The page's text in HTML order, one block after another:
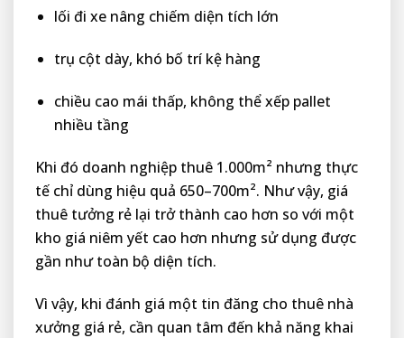
lối đi xe nâng chiếm diện tích lớn
trụ cột dày, khó bố trí kệ hàng
chiều cao mái thấp, không thể xếp pallet
nhiều tầng
Khi đó doanh nghiệp thuê 1.000m² nhưng thực
tế chỉ dùng hiệu quả 650–700m². Như vậy, giá
thuê tưởng rẻ lại trở thành cao hơn so với một
kho giá niêm yết cao hơn nhưng sử dụng được
gần như toàn bộ diện tích.
Vì vậy, khi đánh giá một tin đăng cho thuê nhà
xưởng giá rẻ, cần quan tâm đến khả năng khai